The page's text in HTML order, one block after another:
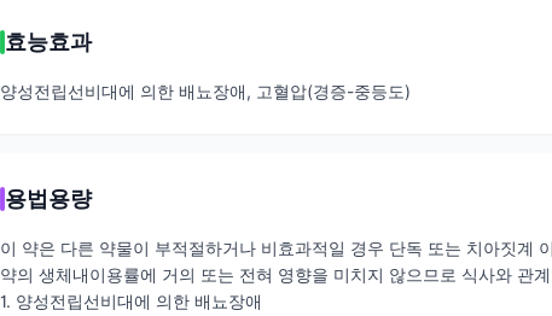
효능효과
양성전립선비대에 의한 배뇨장애, 고혈압(경증-중등도)
용법용량
이 약은 다른 약물이 부적절하거나 비효과적일 경우 단독 또는 치아짓계
약의 생체내이용률에 거의 또는 전혀 영향을 미치지 않으므로 식사와 관
1. 양성전립선비대에 의한 배뇨장애